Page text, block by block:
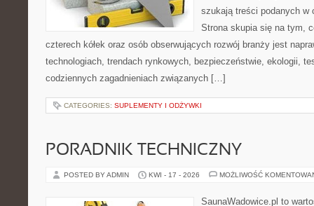
szukają treści podanych
Strona skupia się na tym,
czterech kółek oraz osób obserwujących rozwój branży jest
technologiach, trendach rynkowych, bezpieczeństwie, ekologii,
codziennych zagadnieniach związanych […]
CATEGORIES: SUPLEMENTY I ODŻYWKI
PORADNIK TECHNICZNY
POSTED BY ADMIN KWI - 17 - 2026 MOŻLIWOŚĆ
SaunaWadowice.pl to